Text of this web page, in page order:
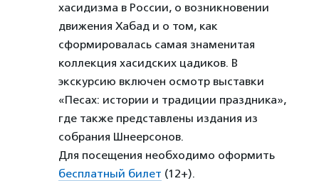
хасидизма в России, о возникновении
движения Хабад и о том, как
сформировалась самая знаменитая
коллекция хасидских цадиков. В
экскурсию включен осмотр выставки
«Песах: истории и традиции праздника»,
где также представлены издания из
собрания Шнеерсонов.
Для посещения необходимо оформить
бесплатный билет (12+).